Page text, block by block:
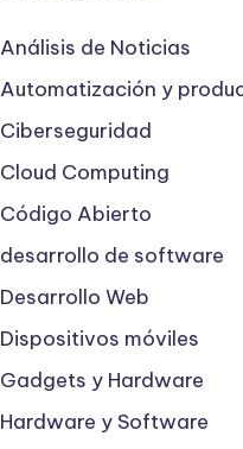
Análisis de Noticias
Automatización y
Ciberseguridad
Cloud Computing
Código Abierto
desarrollo de software
Desarrollo Web
Dispositivos móviles
Gadgets y Hardware
Hardware y Software